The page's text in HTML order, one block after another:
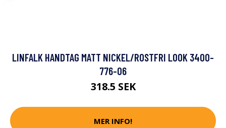
LINFALK HANDTAG MATT NICKEL/ROSTFRI LOOK 3400-
776-06
318.5 SEK
MER INFO!